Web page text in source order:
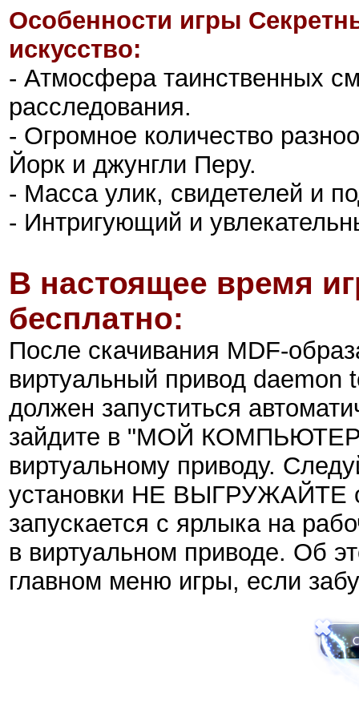
Особенности игры
искусство:
- Атмосфера таинственных
расследования.
- Огромное количество
Йорк и джунгли Перу.
- Масса улик, свидетелей и
- Интригующий и
В настоящее время
бесплатно:
После скачивания MDF-
виртуальный привод daemon
должен запуститься
зайдите в "МОЙ
виртуальному приводу.
установки НЕ ВЫГРУЖАЙТЕ
запускается с ярлыка на
в виртуальном приводе. Об
главном меню игры, если